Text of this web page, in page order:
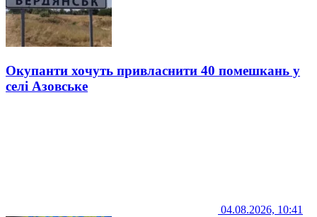
Окупанти хочуть привласнити 40 помешкань у
селі Азовське
04.08.2026, 10:41